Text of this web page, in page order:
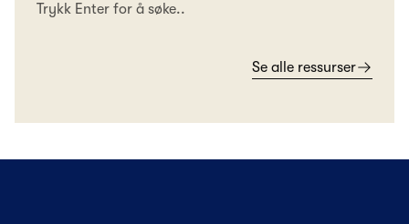
Trykk Enter for å søke..
Se alle ressurser